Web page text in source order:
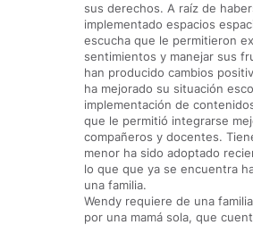
sus derechos. A raíz de
implementado espacios
escucha que le permitieron
sentimientos y manejar sus
han producido cambios
ha mejorado su situación
implementación de
que le permitió integrarse
compañeros y docentes.
menor ha sido adoptado
lo que que ya se encuentra
una familia.
Wendy requiere de una
por una mamá sola, que